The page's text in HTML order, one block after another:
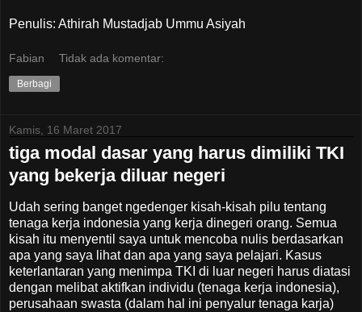
Penulis: Athirah Mustadjab Ummu Asiyah
Fabian Tidak ada komentar:
Berbagi
Kamis, 16 Maret 2017
tiga modal dasar yang harus dimiliki TKI
yang bekerja diluar negeri
Udah sering banget ngedenger kisah-kisah pilu tentang
tenaga kerja indonesia yang kerja dinegeri orang. Semua
kisah itu menyentil saya untuk mencoba nulis berdasarkan
apa yang saya lihat dan apa yang saya pelajari. Kasus
keterlantaran yang menimpa TKI di luar negeri harus diatasi
dengan melibat aktifkan individu (tenaga kerja indonesia),
perusahaan swasta (dalam hal ini penyalur tenaga karja)